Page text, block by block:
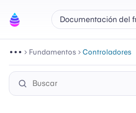
Documentación del
Fundamentos Controladores